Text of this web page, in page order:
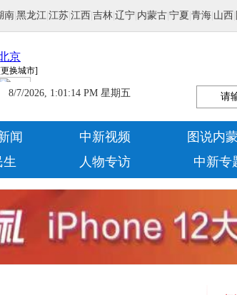
南 黑龙江 江苏 江西 吉林 辽宁 内蒙古 宁夏 青海 山西
8/7/2026, 1:01:15 PM 星期五
闻 中新视频 图说内
生 人物专访 中新专